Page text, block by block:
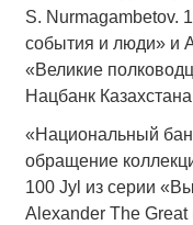
S. Nurmagambetov.
события и люди» и
«Великие
Нацбанк
«Национальный
обращение
100 Jyl из серии
Alexander The